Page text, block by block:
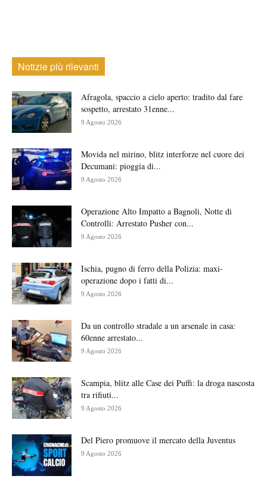
Notizie più rilevanti
Afragola, spaccio a cielo aperto: tradito dal fare
sospetto, arrestato 31enne...
9 Agosto 2026
Movida nel mirino, blitz interforze nel cuore dei
Decumani: pioggia di...
9 Agosto 2026
Operazione Alto Impatto a Bagnoli, Notte di
Controlli: Arrestato Pusher con...
9 Agosto 2026
Ischia, pugno di ferro della Polizia: maxi-
operazione dopo i fatti di...
9 Agosto 2026
Da un controllo stradale a un arsenale in casa:
60enne arrestato...
9 Agosto 2026
Scampia, blitz alle Case dei Puffi: la droga nascosta
tra rifiuti...
9 Agosto 2026
Del Piero promuove il mercato della Juventus
9 Agosto 2026